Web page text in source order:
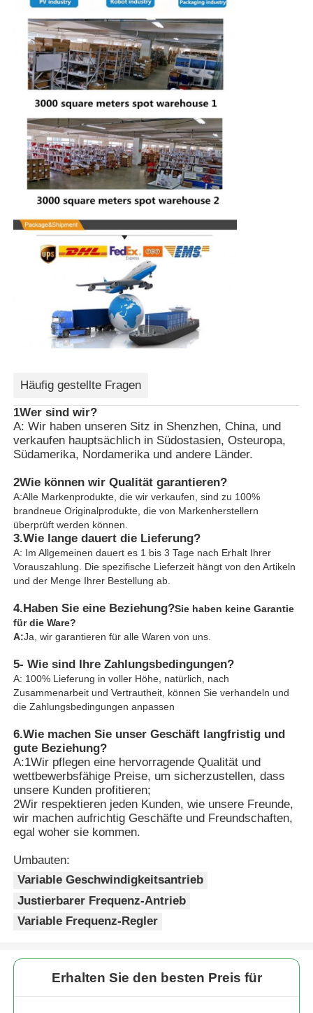
Häufig gestellte Fragen
1Wer sind wir?
A: Wir haben unseren Sitz in Shenzhen, China, und
verkaufen hauptsächlich in Südostasien, Osteuropa,
Südamerika, Nordamerika und andere Länder.
2Wie können wir Qualität garantieren?
A:Alle Markenprodukte, die wir verkaufen, sind zu 100%
brandneue Originalprodukte, die von Markenherstellern
überprüft werden können.
3.Wie lange dauert die Lieferung?
A: Im Allgemeinen dauert es 1 bis 3 Tage nach Erhalt Ihrer
Vorauszahlung. Die spezifische Lieferzeit hängt von den Artikeln
und der Menge Ihrer Bestellung ab.
4.Haben Sie eine Beziehung?Sie haben keine Garantie
für die Ware?
A:Ja, wir garantieren für alle Waren von uns.
5- Wie sind Ihre Zahlungsbedingungen?
A: 100% Lieferung in voller Höhe, natürlich, nach
Zusammenarbeit und Vertrautheit, können Sie verhandeln und
die Zahlungsbedingungen anpassen
6.Wie machen Sie unser Geschäft langfristig und
gute Beziehung?
A:1Wir pflegen eine hervorragende Qualität und
wettbewerbsfähige Preise, um sicherzustellen, dass
unsere Kunden profitieren;
2Wir respektieren jeden Kunden, wie unsere Freunde,
wir machen aufrichtig Geschäfte und Freundschaften,
egal woher sie kommen.
Umbauten:
Variable Geschwindigkeitsantrieb
Justierbarer Frequenz-Antrieb
Variable Frequenz-Regler
Erhalten Sie den besten Preis für